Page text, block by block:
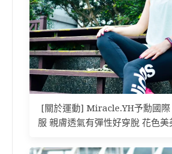
[關於運動] Miracle.YH予勳國際
服 親膚透氣有彈性好穿脫 花色美